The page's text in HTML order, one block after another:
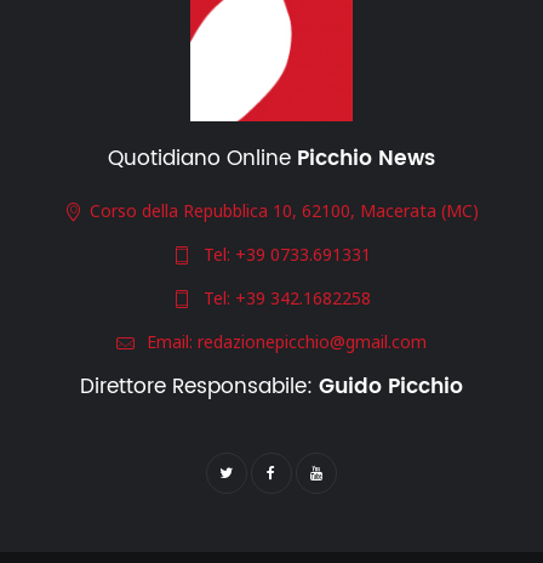
Quotidiano Online Picchio News
Corso della Repubblica 10, 62100, Macerata (MC)
Tel: +39 0733.691331
Tel: +39 342.1682258
Email: redazionepicchio@gmail.com
Direttore Responsabile: Guido Picchio